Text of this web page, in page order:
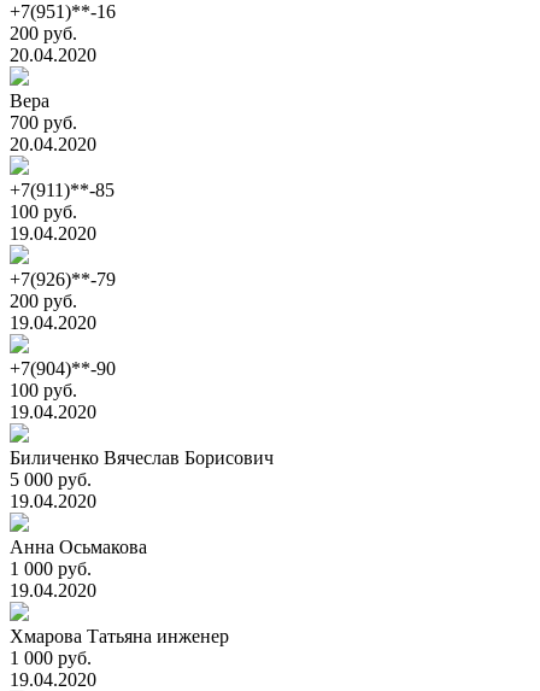
+7(951)**-16
200 руб.
20.04.2020
Вера
700 руб.
20.04.2020
+7(911)**-85
100 руб.
19.04.2020
+7(926)**-79
200 руб.
19.04.2020
+7(904)**-90
100 руб.
19.04.2020
Биличенко Вячеслав Борисович
5 000 руб.
19.04.2020
Анна Осьмакова
1 000 руб.
19.04.2020
Хмарова Татьяна инженер
1 000 руб.
19.04.2020